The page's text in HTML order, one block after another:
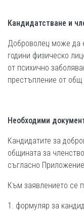
Кандидатстване и
Доброволец може да
години физическо
от психично
престъпление от общ
Необходими
Кандидатите за
общината за
съгласно
Към заявлението се
1. формуляр за